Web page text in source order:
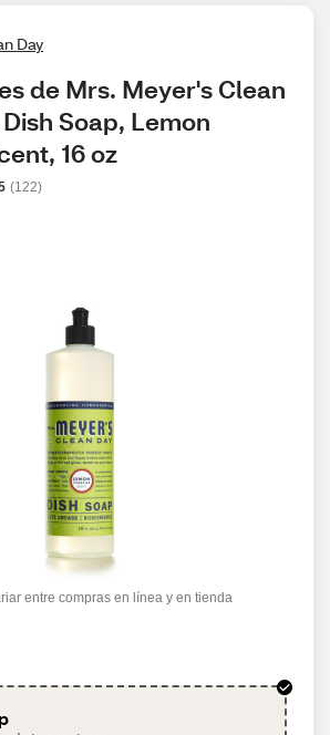
Day
de Mrs. Meyer's Clean
Soap, Lemon
16 oz
(122)
entre compras en línea y en tienda